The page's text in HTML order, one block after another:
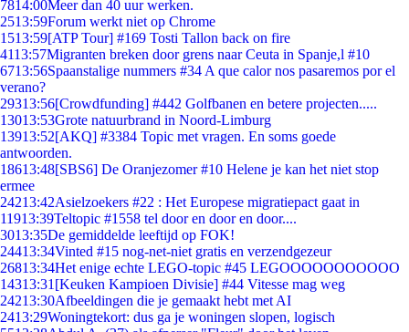
7814:00Meer dan 40 uur werken.
2513:59Forum werkt niet op Chrome
1513:59[ATP Tour] #169 Tosti Tallon back on fire
4113:57Migranten breken door grens naar Ceuta in Spanje,l #10
6713:56Spaanstalige nummers #34 A que calor nos pasaremos por el
verano?
29313:56[Crowdfunding] #442 Golfbanen en betere projecten.....
13013:53Grote natuurbrand in Noord-Limburg
13913:52[AKQ] #3384 Topic met vragen. En soms goede
antwoorden.
18613:48[SBS6] De Oranjezomer #10 Helene je kan het niet stop
ermee
24213:42Asielzoekers #22 : Het Europese migratiepact gaat in
11913:39Teltopic #1558 tel door en door en door....
3013:35De gemiddelde leeftijd op FOK!
24413:34Vinted #15 nog-net-niet gratis en verzendgezeur
26813:34Het enige echte LEGO-topic #45 LEGOOOOOOOOOOO
14313:31 [Keuken Kampioen Divisie] #44 Vitesse mag weg
24213:30Afbeeldingen die je gemaakt hebt met AI
2413:29Woningtekort: dus ga je woningen slopen, logisch